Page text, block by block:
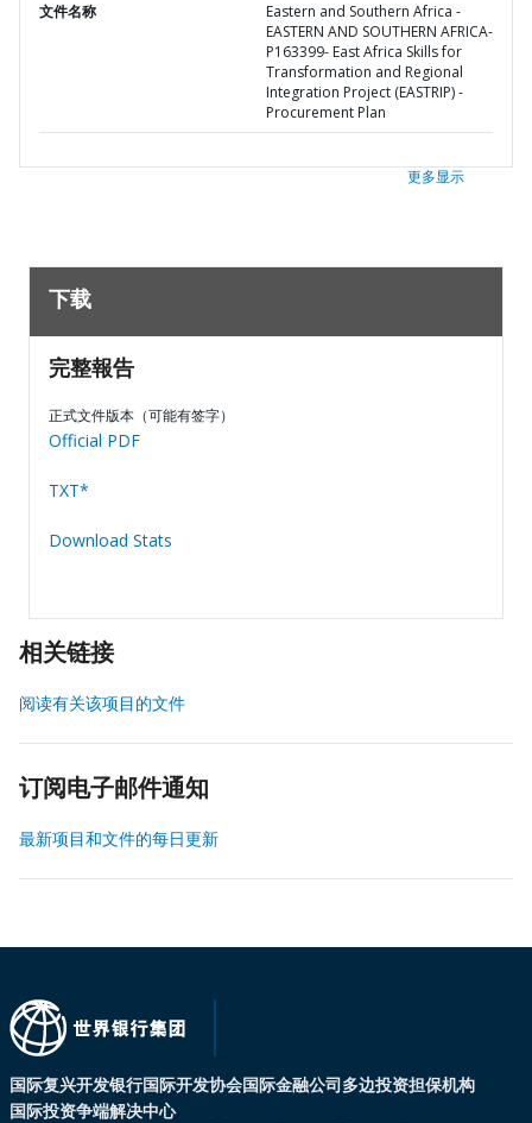
文件名称
Eastern and Southern Africa -
EASTERN AND SOUTHERN AFRICA-
P163399- East Africa Skills for
Transformation and Regional
Integration Project (EASTRIP) -
Procurement Plan
更多显示
下载
完整報告
正式文件版本（可能有签字）
Official PDF
TXT*
Download Stats
相关链接
阅读有关该项目的文件
订阅电子邮件通知
最新项目和文件的每日更新
国际复兴开发银行国际开发协会国际金融公司多边投资担保机构
国际投资争端解决中心